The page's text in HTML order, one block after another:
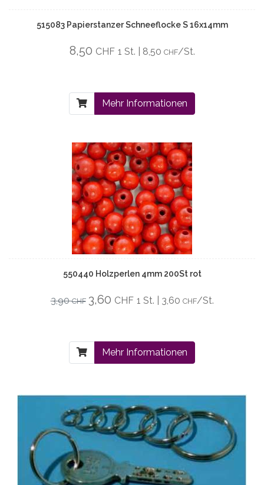
515083 Papierstanzer Schneeflocke S 16x14mm
8,50 CHF 1 St. | 8,50 CHF/St.
Mehr Informationen
550440 Holzperlen 4mm 200St rot
3,90CHF 3,60 CHF 1 St. | 3,60 CHF/St.
Mehr Informationen